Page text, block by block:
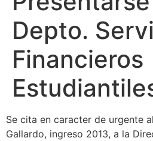
Depto.
Financieros
Se cita en caracter de urgente
Gallardo, ingreso 2013, a la